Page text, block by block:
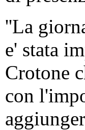
''La
e' stata
Crotone
con